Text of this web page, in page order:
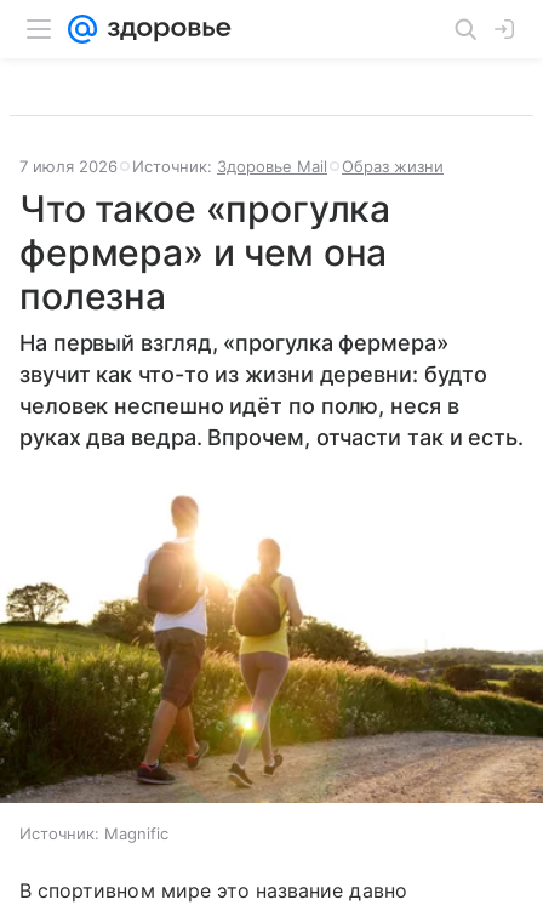
7 июля 2026 Источник: Здоровье Mail Образ жизни
Что такое «прогулка
фермера» и чем она
полезна
На первый взгляд, «прогулка фермера»
звучит как что-то из жизни деревни: будто
человек неспешно идёт по полю, неся в
руках два ведра. Впрочем, отчасти так и есть.
Источник: Magnific
В спортивном мире это название давно